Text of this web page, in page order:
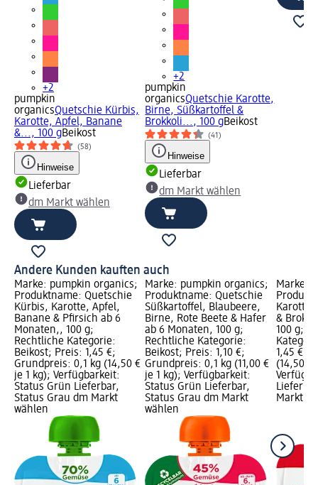
+2
pumpkin
organicsQuetschie Kürbis,
Karotte, Apfel, Banane
&..., 100 gBeikost
(58)
Hinweise
Lieferbar
dm Markt wählen
+2
pumpkin
organicsQuetschie Karotte,
Birne, Süßkartoffel &
Brokkoli..., 100 gBeikost
(41)
Hinweise
Lieferbar
dm Markt wählen
Andere Kunden kauften auch
Marke: pumpkin organics;
Produktname: Quetschie
Kürbis, Karotte, Apfel,
Banane & Pfirsich ab 6
Monaten,, 100 g;
Rechtliche Kategorie:
Beikost; Preis: 1,45 €;
Grundpreis: 0,1 kg (14,50 €
je 1 kg); Verfügbarkeit:
Status Grün Lieferbar,
Status Grau dm Markt
wählen
Marke: pumpkin organics;
Produktname: Quetschie
Süßkartoffel, Blaubeere,
Birne, Rote Beete & Hafer
ab 6 Monaten, 100 g;
Rechtliche Kategorie:
Beikost; Preis: 1,10 €;
Grundpreis: 0,1 kg (11,00 €
je 1 kg); Verfügbarkeit:
Status Grün Lieferbar,
Status Grau dm Markt
wählen
Marke:
Karotte,
&
100 g;
1,45 €;
(14,50 €
Markt